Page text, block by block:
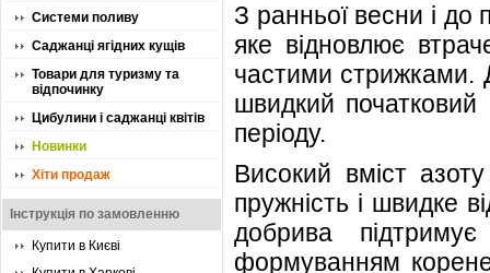
Системи поливу
Саджанці ягідних кущів
Товари для туризму та
відпочинку
Цибулини і саджанці квітів
Новинки
Хіти продаж
Інструкція по замовленню
Купити в Києві
З ранньої весни і до
яке відновлює
частими
швидкий початковий
періоду.
Високий вміст
пружність і швидке
добрива
формуванням